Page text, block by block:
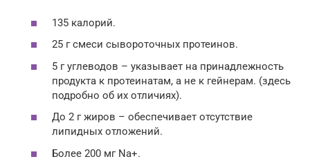
135 калорий.
25 г смеси сывороточных протеинов.
5 г углеводов – указывает на принадлежность
продукта к протеинатам, а не к гейнерам. (здесь
подробно об их отличиях).
До 2 г жиров – обеспечивает отсутствие
липидных отложений.
Более 200 мг Na+.